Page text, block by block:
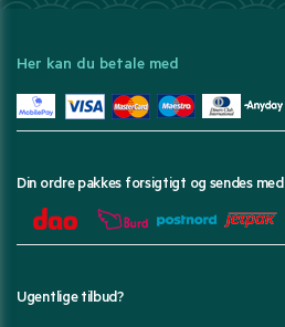
Her kan du betale med
Din ordre pakkes forsigtigt og sendes med
Ugentlige tilbud?